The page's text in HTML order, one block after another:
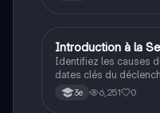
IHistoire
Introduction à la
Identifiez les causes
dates clés du
et dans le Pacifique.
3e 6,251 0